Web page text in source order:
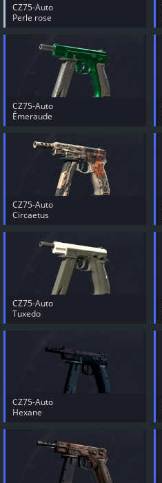
CZ75-Auto
Perle rose
CZ75-Auto
Émeraude
CZ75-Auto
Circaetus
CZ75-Auto
Tuxedo
CZ75-Auto
Hexane